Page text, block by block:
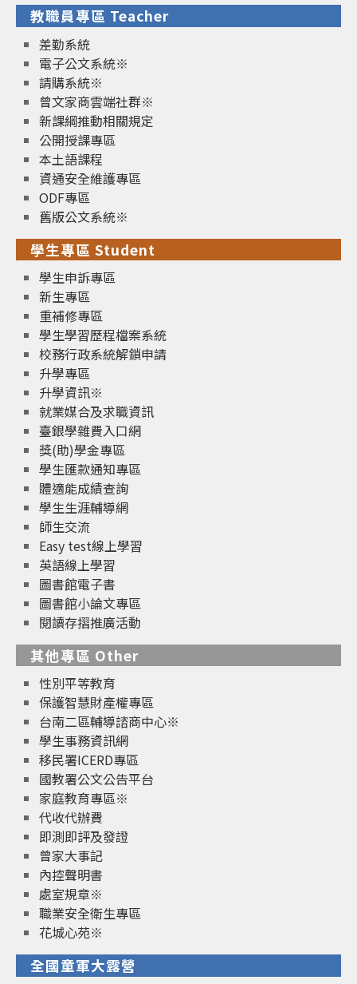
教職員專區 Teacher
差勤系統
電子公文系統※
請購系統※
曾文家商雲端社群※
新課綱推動相關規定
公開授課專區
本土語課程
資通安全維護專區
ODF專區
舊版公文系統※
學生專區 Student
學生申訴專區
新生專區
重補修專區
學生學習歷程檔案系統
校務行政系統解鎖申請
升學專區
升學資訊※
就業媒合及求職資訊
臺銀學雜費入口網
獎(助)學金專區
學生匯款通知專區
體適能成績查詢
學生生涯輔導網
師生交流
Easy test線上學習
英語線上學習
圖書館電子書
圖書館小論文專區
閱讀存摺推廣活動
其他專區 Other
性別平等教育
保護智慧財產權專區
台南二區輔導諮商中心※
學生事務資訊網
移民署ICERD專區
國教署公文公告平台
家庭教育專區※
代收代辦費
即測即評及發證
曾家大事記
內控聲明書
處室規章※
職業安全衛生專區
花城心苑※
全國童軍大露營